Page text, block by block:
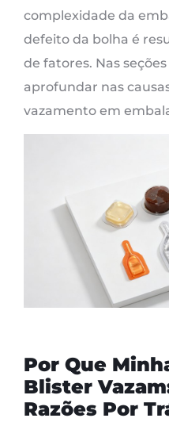
complexidade da
defeito da bolha é
de fatores. Nas
aprofundar nas
vazamento em
Por Que
Blister
Razões Por